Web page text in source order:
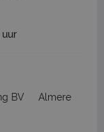
uur
BV
Almere